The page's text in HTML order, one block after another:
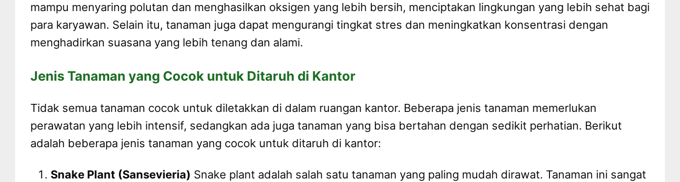
mampu menyaring polutan dan menghasilkan oksigen yang lebih bersih, menciptakan lingkungan yang lebih sehat bagi
para karyawan. Selain itu, tanaman juga dapat mengurangi tingkat stres dan meningkatkan konsentrasi dengan
menghadirkan suasana yang lebih tenang dan alami.
Jenis Tanaman yang Cocok untuk Ditaruh di Kantor
Tidak semua tanaman cocok untuk diletakkan di dalam ruangan kantor. Beberapa jenis tanaman memerlukan
perawatan yang lebih intensif, sedangkan ada juga tanaman yang bisa bertahan dengan sedikit perhatian. Berikut
adalah beberapa jenis tanaman yang cocok untuk ditaruh di kantor:
Snake Plant (Sansevieria) Snake plant adalah salah satu tanaman yang paling mudah dirawat. Tanaman ini sangat